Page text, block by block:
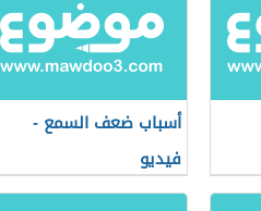
أسباب ضعف السمع -
فيديو